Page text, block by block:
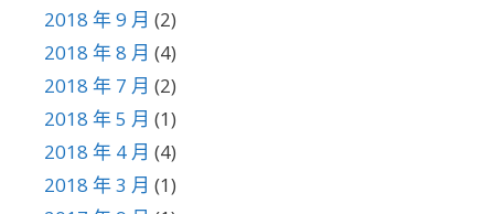
2018 年 9 月 (2)
2018 年 8 月 (4)
2018 年 7 月 (2)
2018 年 5 月 (1)
2018 年 4 月 (4)
2018 年 3 月 (1)